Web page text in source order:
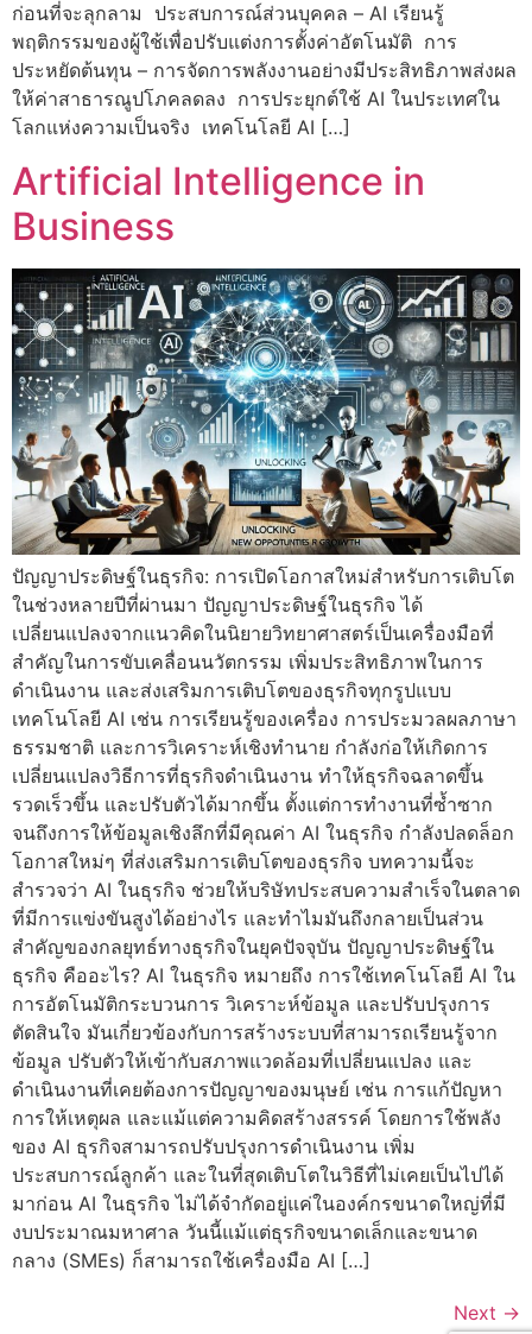
ก่อนที่จะลุกลาม ประสบการณ์ส่วนบุคคล – AI เรียนรู้
พฤติกรรมของผู้ใช้เพื่อปรับแต่งการตั้งค่าอัตโนมัติ การ
ประหยัดต้นทุน – การจัดการพลังงานอย่างมีประสิทธิภาพส่งผล
ให้ค่าสาธารณูปโภคลดลง การประยุกต์ใช้ AI ในประเทศใน
โลกแห่งความเป็นจริง เทคโนโลยี AI […]
Artificial Intelligence in
Business
ปัญญาประดิษฐ์ในธุรกิจ: การเปิดโอกาสใหม่สำหรับการเติบโต
ในช่วงหลายปีที่ผ่านมา ปัญญาประดิษฐ์ในธุรกิจ ได้
เปลี่ยนแปลงจากแนวคิดในนิยายวิทยาศาสตร์เป็นเครื่องมือที่
สำคัญในการขับเคลื่อนนวัตกรรม เพิ่มประสิทธิภาพในการ
ดำเนินงาน และส่งเสริมการเติบโตของธุรกิจทุกรูปแบบ
เทคโนโลยี AI เช่น การเรียนรู้ของเครื่อง การประมวลผลภาษา
ธรรมชาติ และการวิเคราะห์เชิงทำนาย กำลังก่อให้เกิดการ
เปลี่ยนแปลงวิธีการที่ธุรกิจดำเนินงาน ทำให้ธุรกิจฉลาดขึ้น
รวดเร็วขึ้น และปรับตัวได้มากขึ้น ตั้งแต่การทำงานที่ซ้ำซาก
จนถึงการให้ข้อมูลเชิงลึกที่มีคุณค่า AI ในธุรกิจ กำลังปลดล็อก
โอกาสใหม่ๆ ที่ส่งเสริมการเติบโตของธุรกิจ บทความนี้จะ
สำรวจว่า AI ในธุรกิจ ช่วยให้บริษัทประสบความสำเร็จในตลาด
ที่มีการแข่งขันสูงได้อย่างไร และทำไมมันถึงกลายเป็นส่วน
สำคัญของกลยุทธ์ทางธุรกิจในยุคปัจจุบัน ปัญญาประดิษฐ์ใน
ธุรกิจ คืออะไร? AI ในธุรกิจ หมายถึง การใช้เทคโนโลยี AI ใน
การอัตโนมัติกระบวนการ วิเคราะห์ข้อมูล และปรับปรุงการ
ตัดสินใจ มันเกี่ยวข้องกับการสร้างระบบที่สามารถเรียนรู้จาก
ข้อมูล ปรับตัวให้เข้ากับสภาพแวดล้อมที่เปลี่ยนแปลง และ
ดำเนินงานที่เคยต้องการปัญญาของมนุษย์ เช่น การแก้ปัญหา
การให้เหตุผล และแม้แต่ความคิดสร้างสรรค์ โดยการใช้พลัง
ของ AI ธุรกิจสามารถปรับปรุงการดำเนินงาน เพิ่ม
ประสบการณ์ลูกค้า และในที่สุดเติบโตในวิธีที่ไม่เคยเป็นไปได้
มาก่อน AI ในธุรกิจ ไม่ได้จำกัดอยู่แค่ในองค์กรขนาดใหญ่ที่มี
งบประมาณมหาศาล วันนี้แม้แต่ธุรกิจขนาดเล็กและขนาด
กลาง (SMEs) ก็สามารถใช้เครื่องมือ AI […]
Next →